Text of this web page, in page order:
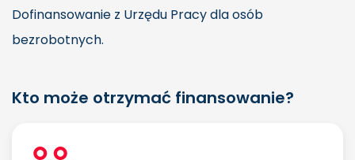
Dofinansowanie z Urzędu Pracy dla osób
bezrobotnych.
Kto może otrzymać finansowanie?